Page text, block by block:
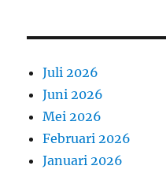
Juli 2026
Juni 2026
Mei 2026
Februari 2026
Januari 2026